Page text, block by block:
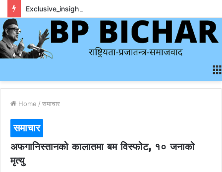
Home / समाचार
समाचार
अफगानिस्तानको कालातमा बम विस्फोट, १० जनाको
मृत्यु